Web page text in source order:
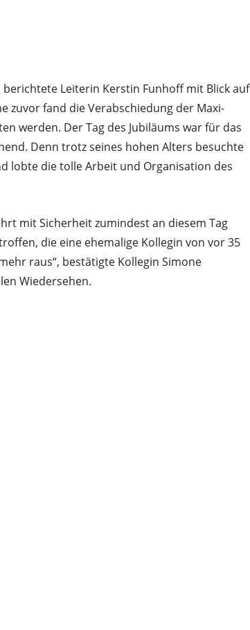
Leiterin Kerstin Funhoff mit Blick auf
zuvor fand die Verabschiedung der Maxi-
werden. Der Tag des Jubiläums war für das
Denn trotz seines hohen Alters besuchte
lobte die tolle Arbeit und Organisation des
mit Sicherheit zumindest an diesem Tag
die eine ehemalige Kollegin von vor 35
raus“, bestätigte Kollegin Simone
Wiedersehen.